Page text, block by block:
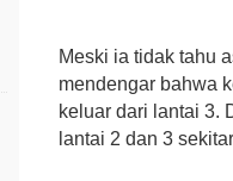
Meski ia tidak tahu
mendengar bahwa
keluar dari lantai 3.
lantai 2 dan 3